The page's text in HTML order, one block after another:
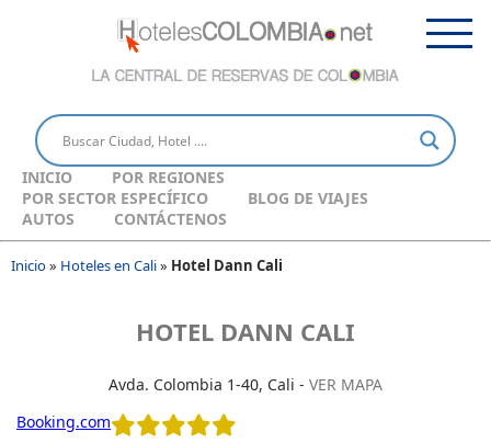
INICIO
POR REGIONES
POR SECTOR ESPECÍFICO
BLOG DE VIAJES
AUTOS
CONTÁCTENOS
Inicio» Hoteles en Cali» Hotel Dann Cali
HOTEL DANN CALI
Avda. Colombia 1-40, Cali - VER MAPA
Booking.com